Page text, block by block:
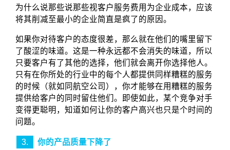
为什么说那些说那些视客户服务费用为企业成本，应该
将其削减至最小的企业简直是疯了的原因。
如果你对待客户的态度很差，那么就在他们的嘴里留下
了酸涩的味道。这是一种永远都不会消失的味道，所以
只要客户有了其他的选择，他们就会离开你选择他人。
只有在你所处的行业中的每个人都提供同样糟糕的服务
的时候（就如同航空公司），你才能够在用糟糕的服务
提供给客户的同时留住他们。即使如此，某个竞争对手
变得更聪明，知道如何让你的客户高兴也只是个时间的
问题。
3.
你的产品质量下降了